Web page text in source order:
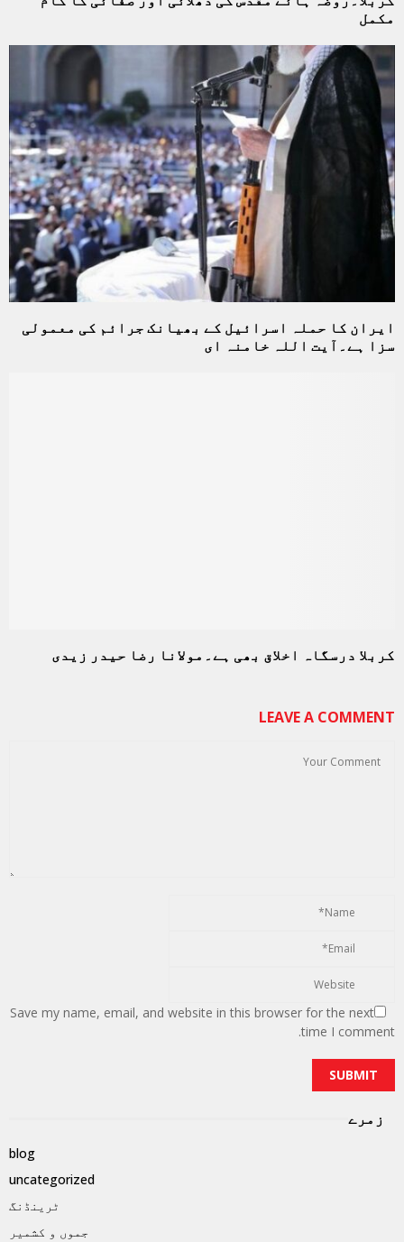
مکمل
ایران کا حملہ اسرائیل کے بھیانک جرائم کی معمولی
سزا ہے۔آیت اللہ خامنہ ای
کربلا درسگاہ اخلاق بھی ہے۔مولانا رضا حیدر زیدی
LEAVE A COMMENT
Save my name, email, and website in this browser for the next
time I comment.
زمرے
blog
uncategorized
ٹرینڈنگ
جموں و کشمیر